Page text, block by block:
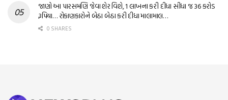
જાણો આ પારસમણિ જેવા શેર વિશે, 1 લાખના કરી દીધા સીધા જ 36 કરોડ
રૂપિયા… રોકાણકારોને બેઠા બેઠા કરી દીધા માલામાલ…
0 SHARES